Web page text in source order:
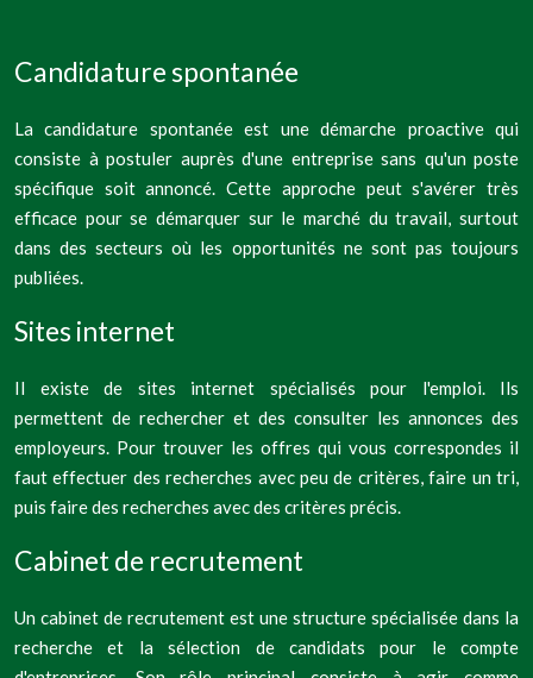
Candidature spontanée
La candidature spontanée est une démarche proactive qui
consiste à postuler auprès d'une entreprise sans qu'un poste
spécifique soit annoncé. Cette approche peut s'avérer très
efficace pour se démarquer sur le marché du travail, surtout
dans des secteurs où les opportunités ne sont pas toujours
publiées.
Sites internet
Il existe de sites internet spécialisés pour l'emploi. Ils
permettent de rechercher et des consulter les annonces des
employeurs. Pour trouver les offres qui vous correspondes il
faut effectuer des recherches avec peu de critères, faire un tri,
puis faire des recherches avec des critères précis.
Cabinet de recrutement
Un cabinet de recrutement est une structure spécialisée dans la
recherche et la sélection de candidats pour le compte